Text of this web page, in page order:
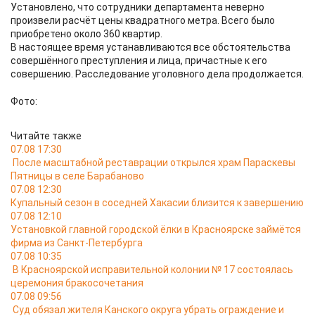
Установлено, что сотрудники департамента неверно
произвели расчёт цены квадратного метра. Всего было
приобретено около 360 квартир.
В настоящее время устанавливаются все обстоятельства
совершённого преступления и лица, причастные к его
совершению. Расследование уголовного дела продолжается.
Фото:
Читайте также
07.08 17:30
После масштабной реставрации открылся храм Параскевы
Пятницы в селе Барабаново
07.08 12:30
Купальный сезон в соседней Хакасии близится к завершению
07.08 12:10
Установкой главной городской ёлки в Красноярске займётся
фирма из Санкт-Петербурга
07.08 10:35
В Красноярской исправительной колонии № 17 состоялась
церемония бракосочетания
07.08 09:56
Суд обязал жителя Канского округа убрать ограждение и